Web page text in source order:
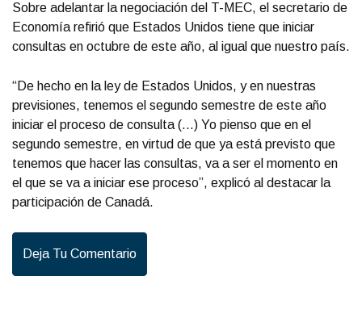
Sobre adelantar la negociación del T-MEC, el secretario de
Economía refirió que Estados Unidos tiene que iniciar
consultas en octubre de este año, al igual que nuestro país.
“De hecho en la ley de Estados Unidos, y en nuestras
previsiones, tenemos el segundo semestre de este año
iniciar el proceso de consulta (...) Yo pienso que en el
segundo semestre, en virtud de que ya está previsto que
tenemos que hacer las consultas, va a ser el momento en
el que se va a iniciar ese proceso”, explicó al destacar la
participación de Canadá.
Deja Tu Comentario